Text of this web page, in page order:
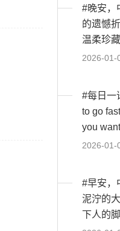
#晚安，
的遗憾
温柔珍
里，和
2026-01-
#每日一
to go
you
togeth...
2026-01-
#早安，
泥泞的
下人的